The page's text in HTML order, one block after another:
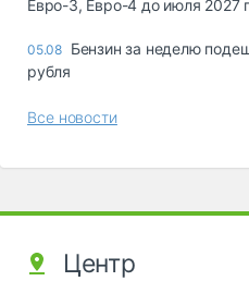
Евро-3, Евро-4 до июля 2027
05.08 Бензин за неделю
рубля
Все новости
Центр